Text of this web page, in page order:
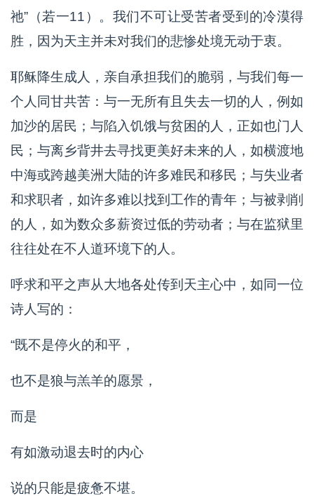
祂”（若一11）。我们不可让受苦者受到的冷漠得
胜，因为天主并未对我们的悲惨处境无动于衷。
耶稣降生成人，亲自承担我们的脆弱，与我们每一
个人同甘共苦：与一无所有且失去一切的人，例如
加沙的居民；与陷入饥饿与贫困的人，正如也门人
民；与离乡背井去寻找更美好未来的人，如横渡地
中海或跨越美洲大陆的许多难民和移民；与失业者
和求职者，如许多难以找到工作的青年；与被剥削
的人，如为数众多薪资过低的劳动者；与在监狱里
往往处在不人道环境下的人。
呼求和平之声从大地各处传到天主心中，如同一位
诗人写的：
“既不是停火的和平，
也不是狼与羔羊的愿景，
而是
有如激动退去时的内心
说的只能是疲惫不堪。